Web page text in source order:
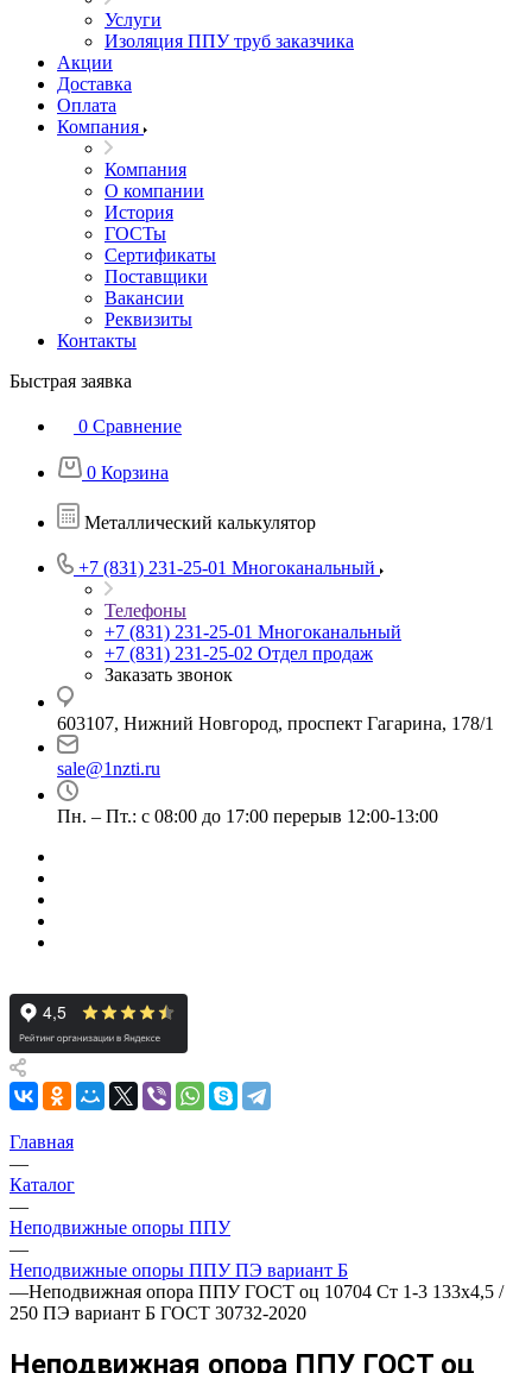
Услуги
Изоляция ППУ труб заказчика
Акции
Доставка
Оплата
Компания
Компания
О компании
История
ГОСТы
Сертификаты
Поставщики
Вакансии
Реквизиты
Контакты
Быстрая заявка
0 Сравнение
0 Корзина
Металлический калькулятор
+7 (831) 231-25-01 Многоканальный
Телефоны
+7 (831) 231-25-01 Многоканальный
+7 (831) 231-25-02 Отдел продаж
Заказать звонок
603107, Нижний Новгород, проспект Гагарина, 178/1
sale@1nzti.ru
Пн. – Пт.: с 08:00 до 17:00 перерыв 12:00-13:00
Главная
—
Каталог
—
Неподвижные опоры ППУ
—
Неподвижные опоры ППУ ПЭ вариант Б
—Неподвижная опора ППУ ГОСТ оц 10704 Ст 1-3 133x4,5 /
250 ПЭ вариант Б ГОСТ 30732-2020
Неподвижная опора ППУ ГОСТ оц